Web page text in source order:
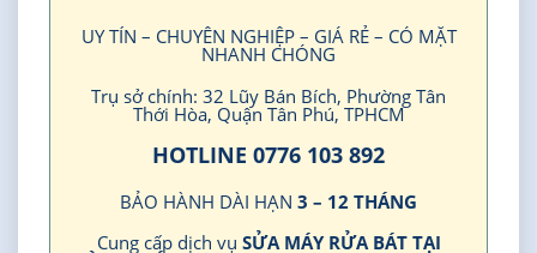
UY TÍN – CHUYÊN NGHIỆP – GIÁ RẺ – CÓ MẶT
NHANH CHÓNG
Trụ sở chính: 32 Lũy Bán Bích, Phường Tân
Thới Hòa, Quận Tân Phú, TPHCM
HOTLINE 0776 103 892
BẢO HÀNH DÀI HẠN 3 – 12 THÁNG
Cung cấp dịch vụ SỬA MÁY RỬA BÁT TẠI